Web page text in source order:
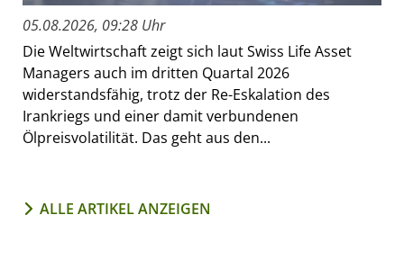
05.08.2026, 09:28 Uhr
Die Weltwirtschaft zeigt sich laut Swiss Life Asset
Managers auch im dritten Quartal 2026
widerstandsfähig, trotz der Re-Eskalation des
Irankriegs und einer damit verbundenen
Ölpreisvolatilität. Das geht aus den...
ALLE ARTIKEL ANZEIGEN